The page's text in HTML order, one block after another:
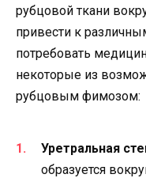
рубцовой ткани
привести к
потребовать
некоторые из
рубцовым фимозом:
Уретральная
образуется